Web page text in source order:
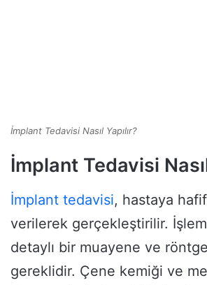
İmplant Tedavisi Nasıl Yapılır?
İmplant Tedavisi Nasıl
İmplant tedavisi, hastaya
verilerek gerçekleştirilir.
detaylı bir muayene ve
gereklidir. Çene kemiği ve